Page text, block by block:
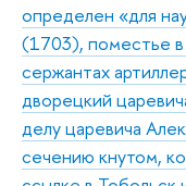
определен «для
(1703), поместье
сержантах
дворецкий
делу царевича
сечению кнутом,